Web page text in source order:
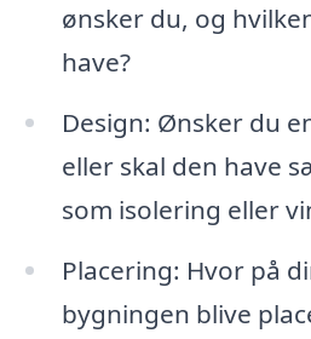
ønsker du, og
have?
Design: Ønsker du
eller skal den have
som isolering eller
Placering: Hvor på
bygningen blive